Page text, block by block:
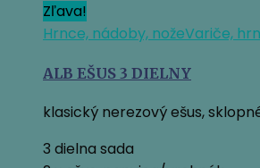
Zľava!
Hrnce, nádoby, nožeVariče,
ALB EŠUS 3 DIELNY
klasický nerezový ešus,
3 dielna sada